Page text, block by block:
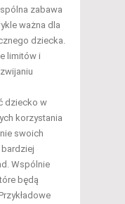
zabawa
ważna dla
dziecka.
limitów i
dziecko w
korzystania
swoich
Wspólnie
będą